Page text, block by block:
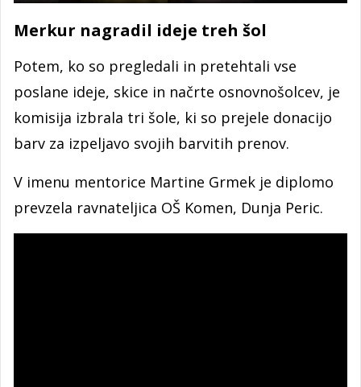
način
Merkur nagradil ideje treh šol
Potem, ko so pregledali in pretehtali vse
poslane ideje, skice in načrte osnovnošolcev, je
komisija izbrala tri šole, ki so prejele donacijo
barv za izpeljavo svojih barvitih prenov.
V imenu mentorice Martine Grmek je diplomo
prevzela ravnateljica OŠ Komen, Dunja Peric.